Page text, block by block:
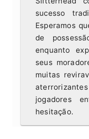
sucesso
Esperamos
de
enquanto
seus
muitas
jogadores
hesitação.